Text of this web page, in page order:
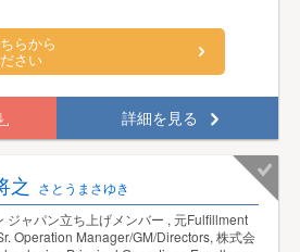
らから
さい
詳細を見る
之
さとうまさゆき
ジャパン立ち上げメンバー , 元Fulfillment
Operation Manager/GM/Directors, 株式会